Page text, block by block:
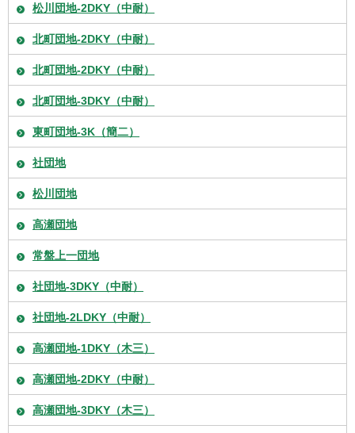
松川団地-2DKY（中耐）
北町団地-2DKY（中耐）
北町団地-2DKY（中耐）
北町団地-3DKY（中耐）
東町団地-3K（簡二）
社団地
松川団地
高瀬団地
常盤上一団地
社団地-3DKY（中耐）
社団地-2LDKY（中耐）
高瀬団地-1DKY（木三）
高瀬団地-2DKY（中耐）
高瀬団地-3DKY（木三）